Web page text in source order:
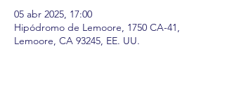
05 abr 2025, 17:00
Hipódromo de Lemoore, 1750 CA-41,
Lemoore, CA 93245, EE. UU.